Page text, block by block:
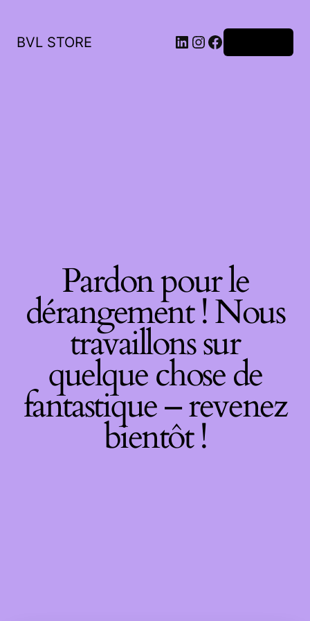
BVL STORE LinkedIn
Instagram
Facebook
Pardon pour le
dérangement ! Nous
travaillons sur
quelque chose de
fantastique – revenez
bientôt !